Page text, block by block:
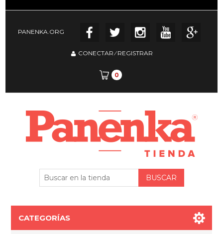
PANENKA.ORG
CONECTAR⁄REGISTRAR
0
CATEGORÍAS